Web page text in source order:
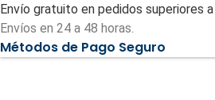
Sensor
térmico
1280x1024
VOx
sin
Envío gratuito en pedidos superiores
Envíos en 24 a 48 horas.
Métodos de Pago Seguro